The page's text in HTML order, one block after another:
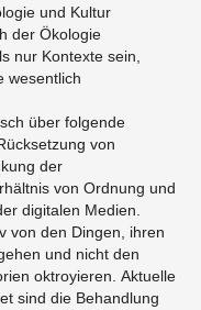
und Kultur
der Ökologie
nur Kontexte sein,
wesentlich
über folgende
von
der
von Ordnung und
digitalen Medien.
von den Dingen, ihren
und nicht den
oktroyieren. Aktuelle
sind die Behandlung